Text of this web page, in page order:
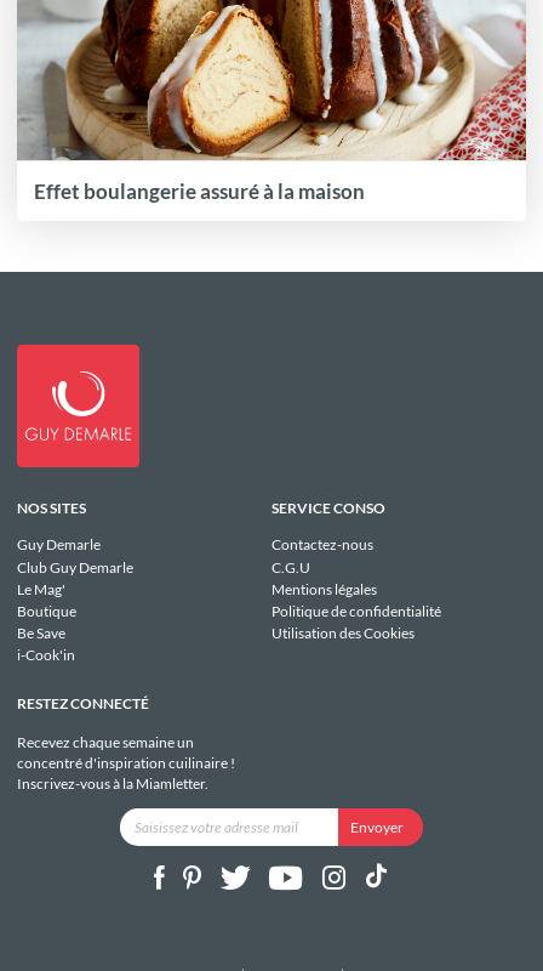
Effet boulangerie assuré à la maison
NOS SITES
Guy Demarle
Club Guy Demarle
Le Mag'
Boutique
Be Save
i-Cook'in
SERVICE CONSO
Contactez-nous
C.G.U
Mentions légales
Politique de confidentialité
Utilisation des Cookies
RESTEZ CONNECTÉ
Recevez chaque semaine un
concentré d'inspiration cuilinaire !
Inscrivez-vous à la Miamletter.